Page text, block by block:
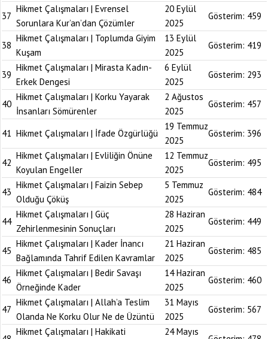
37
Hikmet Çalışmaları | Evrensel
Sorunlara Kur’an’dan Çözümler
20 Eylül
2025
Gösterim: 459
38
Hikmet Çalışmaları | Toplumda Giyim
Kuşam
13 Eylül
2025
Gösterim: 419
39
Hikmet Çalışmaları | Mirasta Kadın-
Erkek Dengesi
6 Eylül
2025
Gösterim: 293
40
Hikmet Çalışmaları | Korku Yayarak
İnsanları Sömürenler
2 Ağustos
2025
Gösterim: 457
41 Hikmet Çalışmaları | İfade Özgürlüğü
19 Temmuz
2025
Gösterim: 396
42
Hikmet Çalışmaları | Evliliğin Önüne
Koyulan Engeller
12 Temmuz
2025
Gösterim: 495
43
Hikmet Çalışmaları | Faizin Sebep
Olduğu Çöküş
5 Temmuz
2025
Gösterim: 484
44
Hikmet Çalışmaları | Güç
Zehirlenmesinin Sonuçları
28 Haziran
2025
Gösterim: 449
45
Hikmet Çalışmaları | Kader İnancı
Bağlamında Tahrif Edilen Kavramlar
21 Haziran
2025
Gösterim: 485
46
Hikmet Çalışmaları | Bedir Savaşı
Örneğinde Kader
14 Haziran
2025
Gösterim: 460
47
Hikmet Çalışmaları | Allah’a Teslim
Olanda Ne Korku Olur Ne de Üzüntü
31 Mayıs
2025
Gösterim: 567
Hikmet Çalışmaları | Hakikati 24 Mayıs